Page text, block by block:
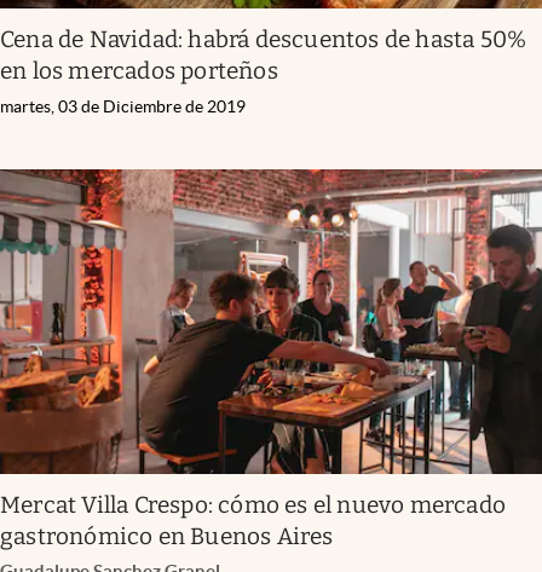
Cena de Navidad: habrá descuentos de hasta 50%
en los mercados porteños
martes, 03 de Diciembre de 2019
Mercat Villa Crespo: cómo es el nuevo mercado
gastronómico en Buenos Aires